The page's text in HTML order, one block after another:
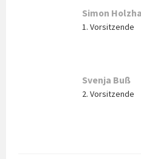
Simon
1. Vorsitzende
Svenja Buß
2. Vorsitzende